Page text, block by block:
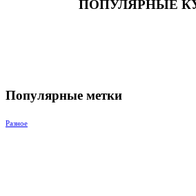
ПОПУЛЯРНЫЕ
Популярные метки
Разное